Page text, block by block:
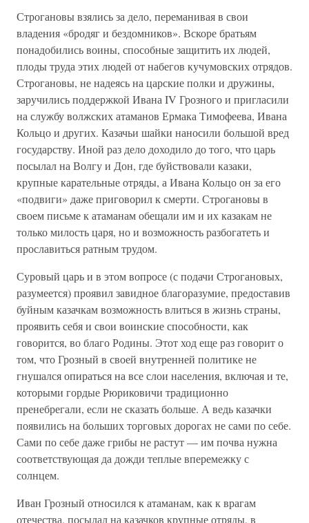
Строгановы взялись за дело, переманивая в свои
владения «бродяг и бездомников». Вскоре братьям
понадобились воины, способные защитить их людей,
плоды труда этих людей от набегов кучумовских отрядов.
Строгановы, не надеясь на царские полки и дружины,
заручились поддержкой Ивана IV Грозного и пригласили
на службу волжских атаманов Ермака Тимофеева, Ивана
Кольцо и других. Казачьи шайки наносили большой вред
государству. Иной раз дело доходило до того, что царь
посылал на Волгу и Дон, где буйствовали казаки,
крупные карательные отряды, а Ивана Кольцо он за его
«подвиги» даже приговорил к смерти. Строгановы в
своем письме к атаманам обещали им и их казакам не
только милость царя, но и возможность разбогатеть и
прославиться ратным трудом.
Суровый царь и в этом вопросе (с подачи Строгановых,
разумеется) проявил завидное благоразумие, предоставив
буйным казачкам возможность влиться в жизнь страны,
проявить себя и свои воинские способности, как
говорится, во благо Родины. Этот ход еще раз говорит о
том, что Грозный в своей внутренней политике не
гнушался опираться на все слои населения, включая и те,
которыми гордые Рюриковичи традиционно
пренебрегали, если не сказать больше. А ведь казачки
появились на больших торговых дорогах не сами по себе.
Сами по себе даже грибы не растут — им почва нужна
соответствующая да дожди теплые вперемежку с
солнцем.
Иван Грозный относился к атаманам, как к врагам
отечества, посылал на казачков крупные отряды, в